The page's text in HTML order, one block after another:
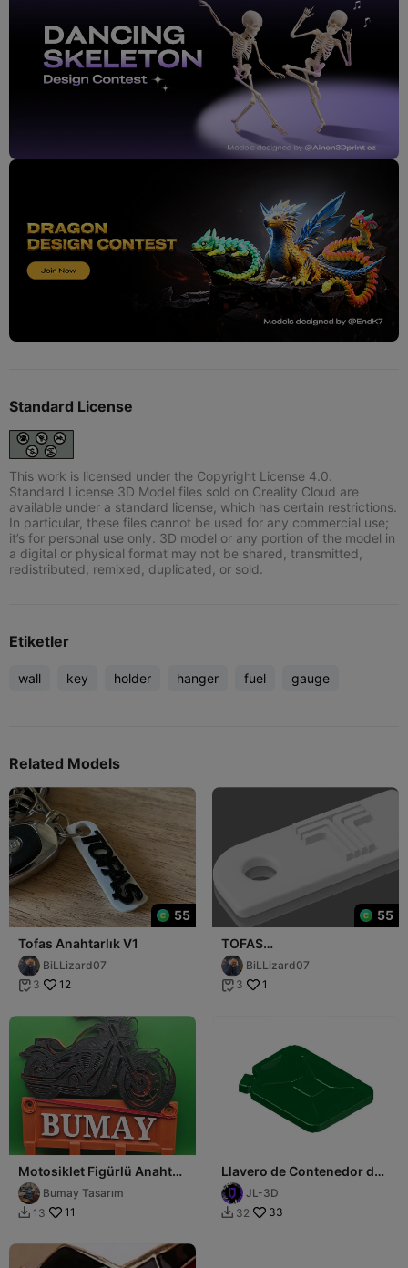
Standard License
This work is licensed under the Copyright License 4.0.
Standard License 3D Model files sold on Creality Cloud are
available under a standard license, which has certain restrictions.
In particular, these files cannot be used for any commercial use;
it’s for personal use only. 3D model or any portion of the model in
a digital or physical format may not be shared, transmitted,
redistributed, remixed, duplicated, or sold.
Etiketler
wall key holder hanger fuel gauge
Related Models
55
Tofas Anahtarlık V1
BiLLizard07
 3 12
55
TOFAS
Keychain(Anahtarlık)
BiLLizard07
 3 1
Motosiklet Figürlü Anahtar
AskıBumay Tasarım
 13 11
Llavero de Contenedor de
Combustible
JL-3D
 32 33